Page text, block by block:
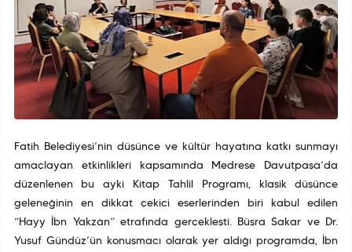
Fatih Belediyesi’nin düşünce ve kültür hayatına katkı sunmayı
amaçlayan etkinlikleri kapsamında Medrese Davutpaşa’da
düzenlenen bu ayki Kitap Tahlil Programı, klasik düşünce
geleneğinin en dikkat çekici eserlerinden biri kabul edilen
“Hayy İbn Yakzân” etrafında gerçekleşti. Büşra Sakar ve Dr.
Yusuf Gündüz’ün konuşmacı olarak yer aldığı programda, İbn